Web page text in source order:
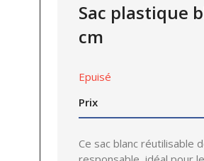
Sac plastique
cm
Epuisé
Prix
Ce sac blanc réutilisable